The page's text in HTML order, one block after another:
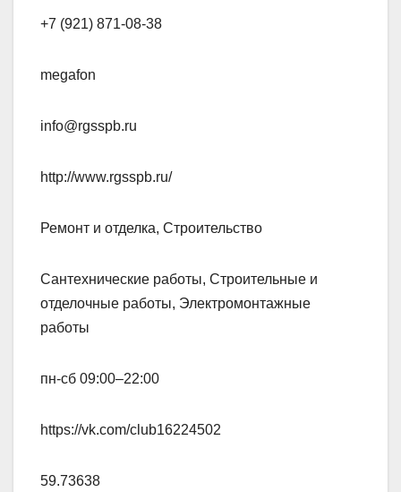
+7 (921) 871-08-38
megafon
info@rgsspb.ru
http://www.rgsspb.ru/
Ремонт и отделка, Строительство
Сантехнические работы, Строительные и
отделочные работы, Электромонтажные
работы
пн-сб 09:00–22:00
https://vk.com/club16224502
59.73638